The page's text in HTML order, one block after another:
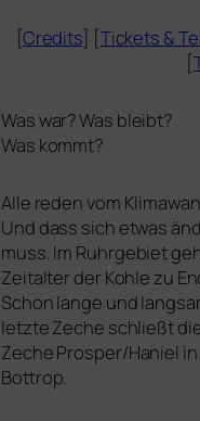
[Credits] [Tickets &
[
Was war? Was bleibt?
Was kommt?
Alle reden vom
Und dass sich etwas
muss. Im Ruhrgebiet
Zeitalter der Kohle zu
Schon lan­ge und
letz­te Zeche schließt
Zeche Prosper/Haniel in
Bottrop.